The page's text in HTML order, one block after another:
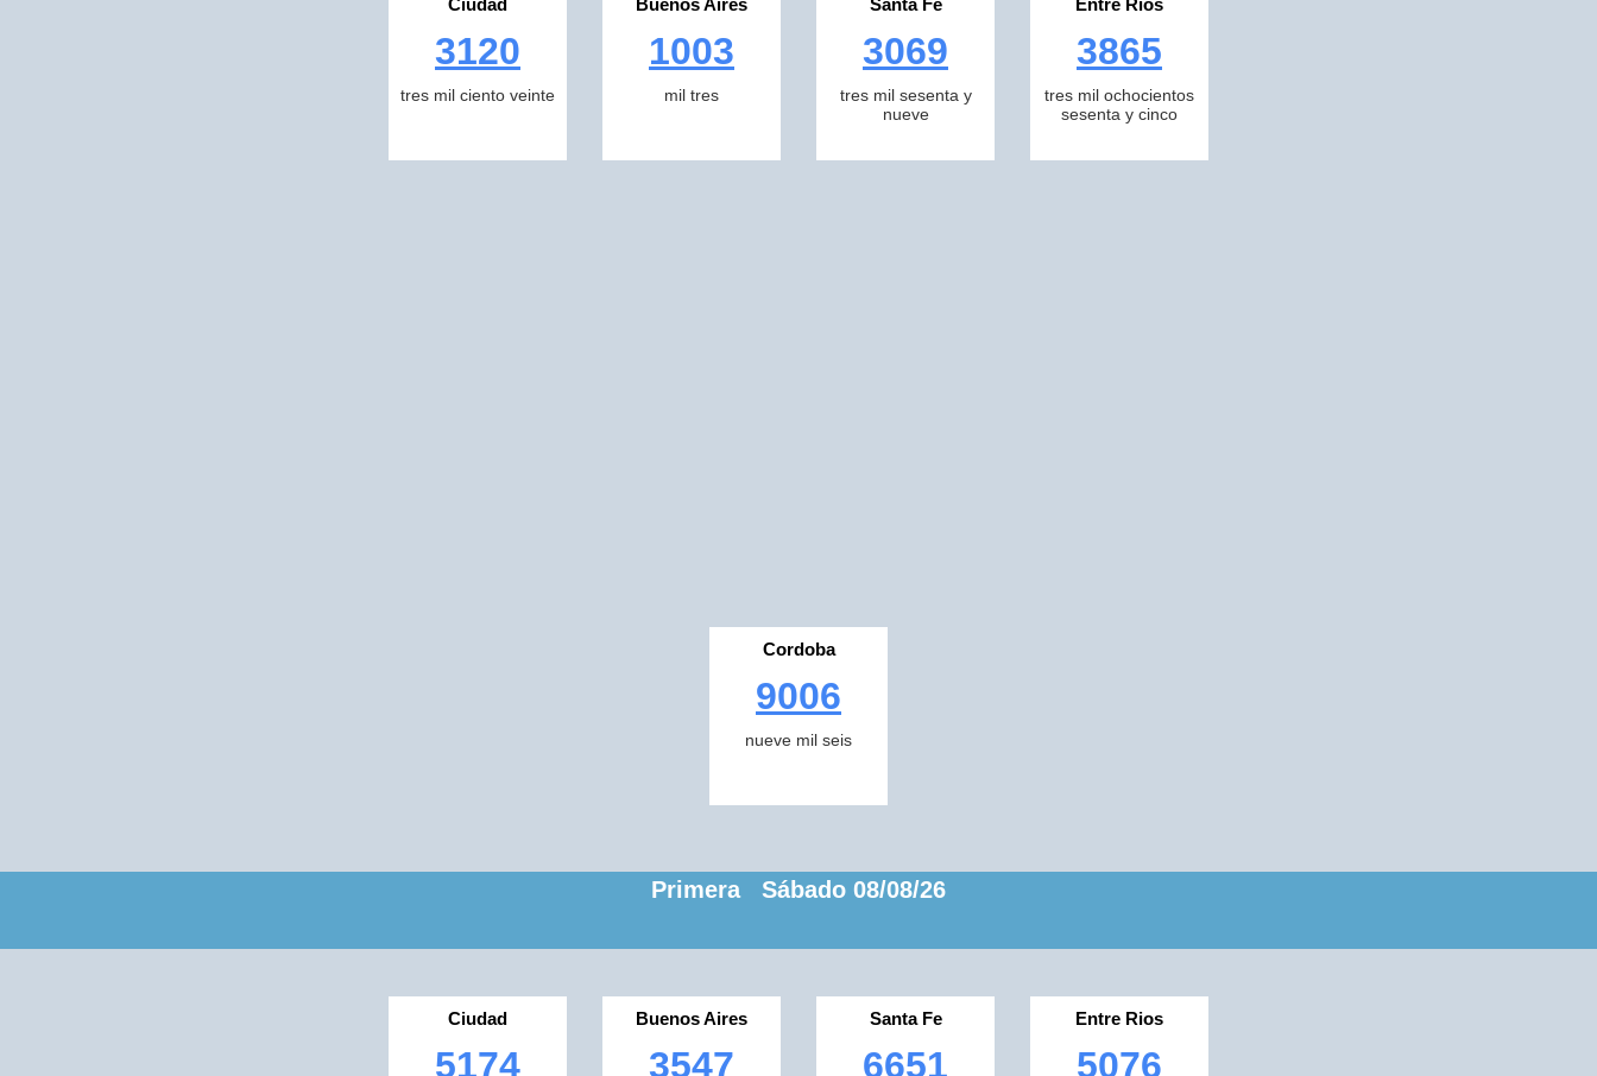
Ciudad
3120
tres mil ciento veinte
Buenos Aires
1003
mil tres
Santa Fe
3069
tres mil sesenta y
nueve
Entre Rios
3865
tres mil ochocientos
sesenta y cinco
Cordoba
9006
nueve mil seis
Primera Sábado 08/08/26
Ciudad
5174
Buenos Aires
3547
Santa Fe
6651
Entre Rios
5076